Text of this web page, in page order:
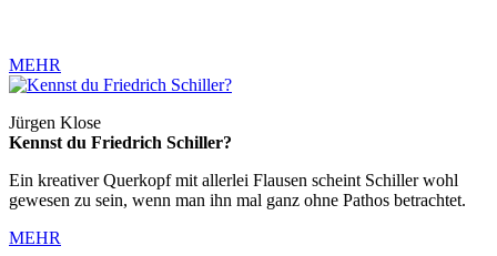
MEHR
Jürgen Klose
Kennst du Friedrich Schiller?
Ein kreativer Querkopf mit allerlei Flausen scheint Schiller wohl
gewesen zu sein, wenn man ihn mal ganz ohne Pathos betrachtet.
MEHR